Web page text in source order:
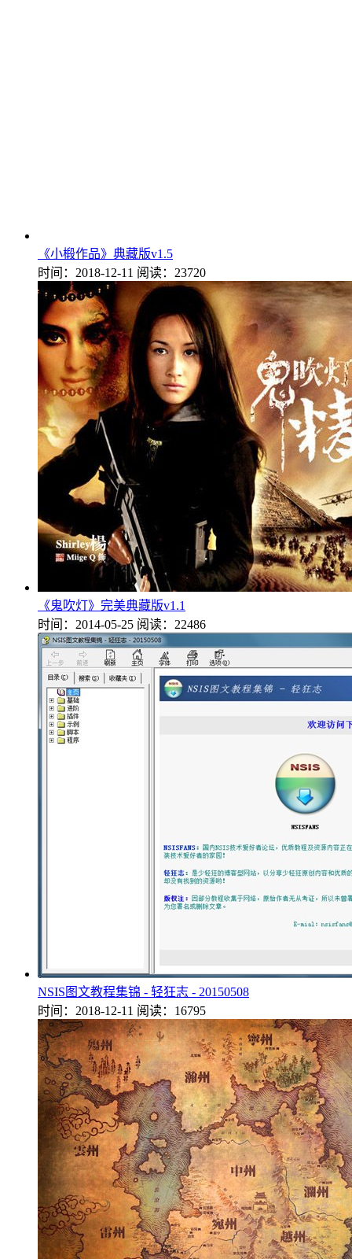
《小椴作品》典藏版v1.5
时间：2018-12-11 阅读：23720
《鬼吹灯》完美典藏版v1.1
时间：2014-05-25 阅读：22486
NSIS图文教程集锦 - 轻狂志 - 20150508
时间：2018-12-11 阅读：16795